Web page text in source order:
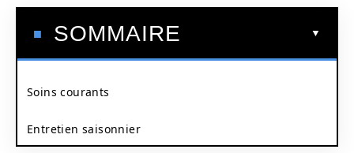
SOMMAIRE
Soins courants
Entretien saisonnier